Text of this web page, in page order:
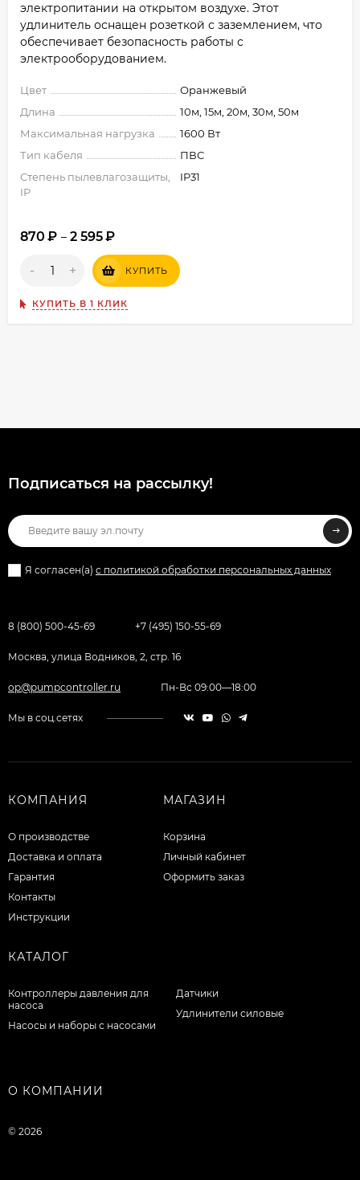
электропитании на открытом воздухе. Этот
удлинитель оснащен розеткой с заземлением, что
обеспечивает безопасность работы с
электрооборудованием.
Цвет
Оранжевый
Длина
10м, 15м, 20м, 30м, 50м
Максимальная нагрузка
1600 Вт
Тип кабеля
ПВС
Степень пылевлагозащиты,
IP
IP31
870 ₽ – 2 595₽
- + КУПИТЬ
КУПИТЬ В 1 КЛИК
Подписаться на рассылкy!
Я согласен(a) с политикой обработки персональных данных
8 (800) 500-45-69 +7 (495) 150-55-69
Москва, улица Водников, 2, стр. 16
op@pumpcontroller.ru Пн-Вс 09:00—18:00
Мы в соц.сетях
КОМПАНИЯ
О производстве
Доставка и оплата
Гарантия
Контакты
Инструкции
МАГАЗИН
Корзина
Личный кабинет
Оформить заказ
КАТАЛОГ
Контроллеры давления для
насоса
Насосы и наборы с насосами
Датчики
Удлинители силовые
О КОМПАНИИ
© 2026